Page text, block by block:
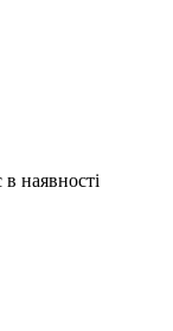
в наявності